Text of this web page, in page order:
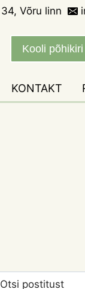
Võru linn
Kooli põhikiri
KONTAKT
Otsi